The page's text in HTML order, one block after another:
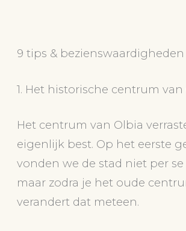
9 tips &
1. Het historische centrum van
Het centrum van Olbia
eigenlijk best. Op het eerste
vonden we de stad niet per
maar zodra je het oude
verandert dat meteen.